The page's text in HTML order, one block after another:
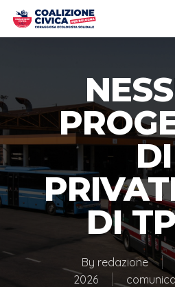
DI
DI
By redazione
2026